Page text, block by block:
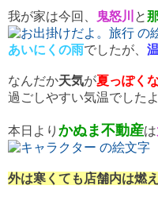
我が家は今回、 鬼怒川 と
あいにくの雨でしたが、
なんだか天気が夏っぽく
過ごしやすい気温でした
本日より かぬま不動産は
外は寒くても店舗内は燃